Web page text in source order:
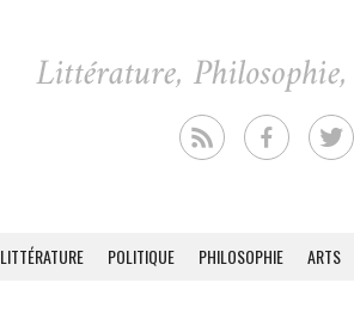
LITTÉRATURE POLITIQUE PHILOSOPHIE ARTS